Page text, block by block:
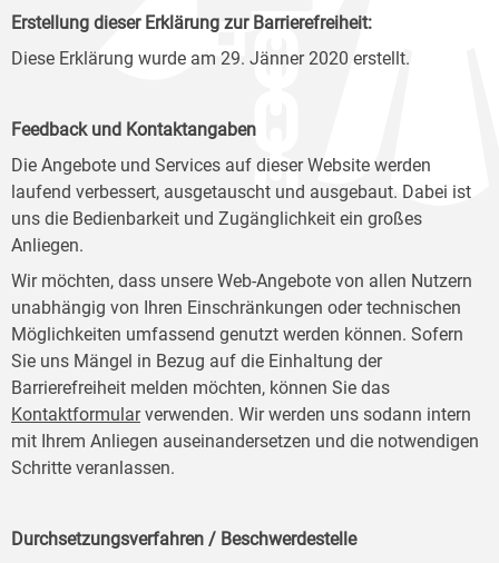
Erstellung dieser Erklärung zur Barrierefreiheit:
Diese Erklärung wurde am 29. Jänner 2020 erstellt.
Feedback und Kontaktangaben
Die Angebote und Services auf dieser Website werden
laufend verbessert, ausgetauscht und ausgebaut. Dabei ist
uns die Bedienbarkeit und Zugänglichkeit ein großes
Anliegen.
Wir möchten, dass unsere Web-Angebote von allen Nutzern
unabhängig von Ihren Einschränkungen oder technischen
Möglichkeiten umfassend genutzt werden können. Sofern
Sie uns Mängel in Bezug auf die Einhaltung der
Barrierefreiheit melden möchten, können Sie das
Kontaktformularverwenden. Wir werden uns sodann intern
mit Ihrem Anliegen auseinandersetzen und die notwendigen
Schritte veranlassen.
Durchsetzungsverfahren / Beschwerdestelle